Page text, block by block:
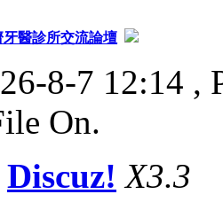
牙醫診所交流論壇
8-7 12:14 ,
On.
Discuz! X3.3